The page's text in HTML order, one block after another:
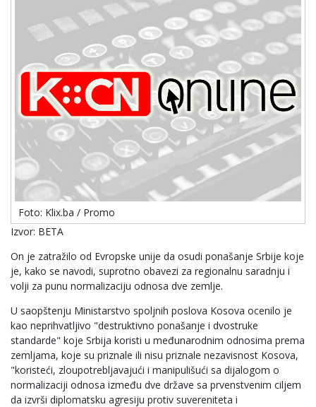
Foto: Klix.ba / Promo
Izvor: BETA
On je zatražilo od Evropske unije da osudi ponašanje Srbije koje
je, kako se navodi, suprotno obavezi za regionalnu saradnju i
volji za punu normalizaciju odnosa dve zemlje.
U saopštenju Ministarstvo spoljnih poslova Kosova ocenilo je
kao neprihvatljivo "destruktivno ponašanje i dvostruke
standarde" koje Srbija koristi u međunarodnim odnosima prema
zemljama, koje su priznale ili nisu priznale nezavisnost Kosova,
"koristeći, zloupotrebljavajući i manipulišući sa dijalogom o
normalizaciji odnosa između dve države sa prvenstvenim ciljem
da izvrši diplomatsku agresiju protiv suvereniteta i